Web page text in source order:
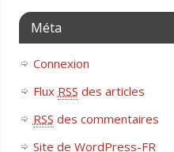
Méta
Connexion
Flux RSS des articles
RSS des commentaires
Site de WordPress-FR